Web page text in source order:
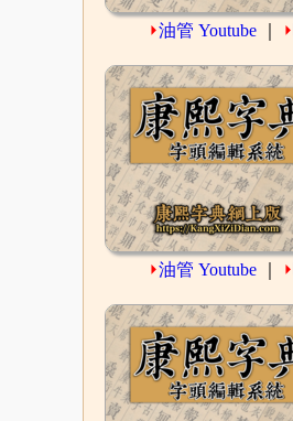
⏵油管 Youtube ⏵
⏵油管 Youtube ⏵